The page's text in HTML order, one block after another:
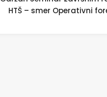
HTŠ – smer Operativni